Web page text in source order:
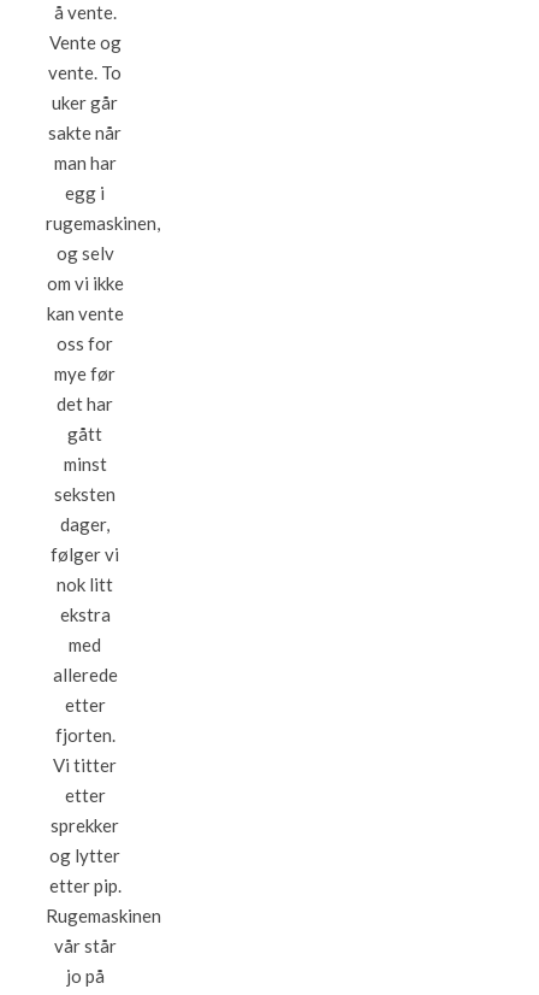
å vente.
Vente og
vente. To
uker går
sakte når
man har
egg i
rugemaskinen,
og selv
om vi ikke
kan vente
oss for
mye før
det har
gått
minst
seksten
dager,
følger vi
nok litt
ekstra
med
allerede
etter
fjorten.
Vi titter
etter
sprekker
og lytter
etter pip.
Rugemaskinen
vår står
jo på